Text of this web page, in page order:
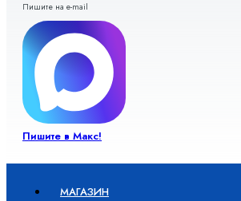
Пишите на e-mail
Пишите в Макс!
МАГАЗИН